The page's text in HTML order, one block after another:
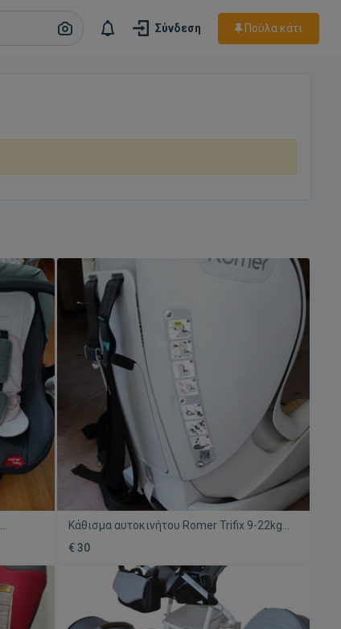
Σύνδεση Πούλα κάτι
Κάθισμα αυτοκινήτου Romer Trifix 9-22kg
€ 30